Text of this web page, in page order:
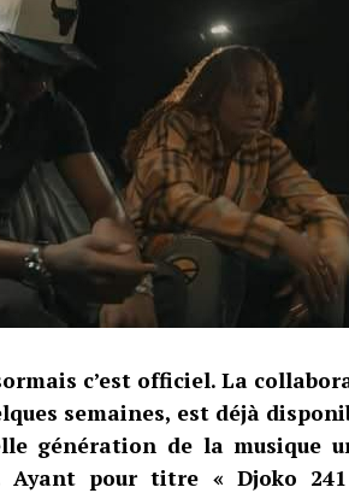
c’est officiel. La
semaines, est déjà
génération de la musique
pour titre « Djoko